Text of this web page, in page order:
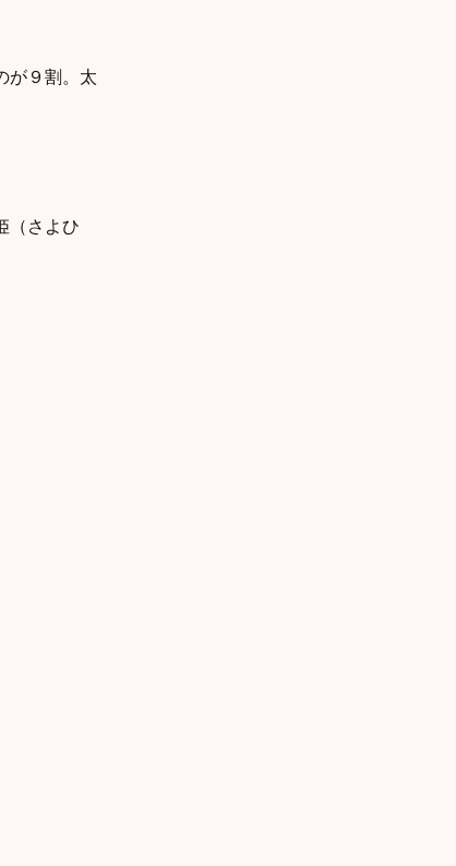
が９割。太
（さよひ